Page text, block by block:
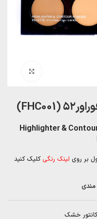
Highlighter &
بر روی لینک رنگی کلیک کنید
مندی
کانتور خشک